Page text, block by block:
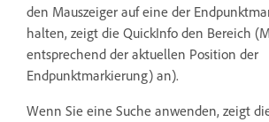
den Mauszeiger auf eine der
halten, zeigt die QuickInfo den Bereich
entsprechend der aktuellen Position der
Endpunktmarkierung) an).
Wenn Sie eine Suche anwenden, zeigt